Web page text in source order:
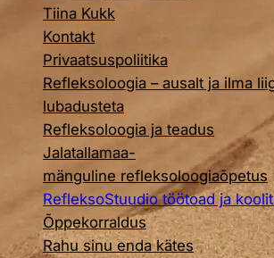
Tiina Kukk
Kontakt
Privaatsuspoliitika
Refleksoloogia – ausalt ja ilma
lubadusteta
Refleksoloogia ja teadus
Jalatallamaa-
mänguline refleksoloogiaõpetus
RefleksoStuudio töötoad ja
Õppekorraldus
Rahu sinu enda kätes